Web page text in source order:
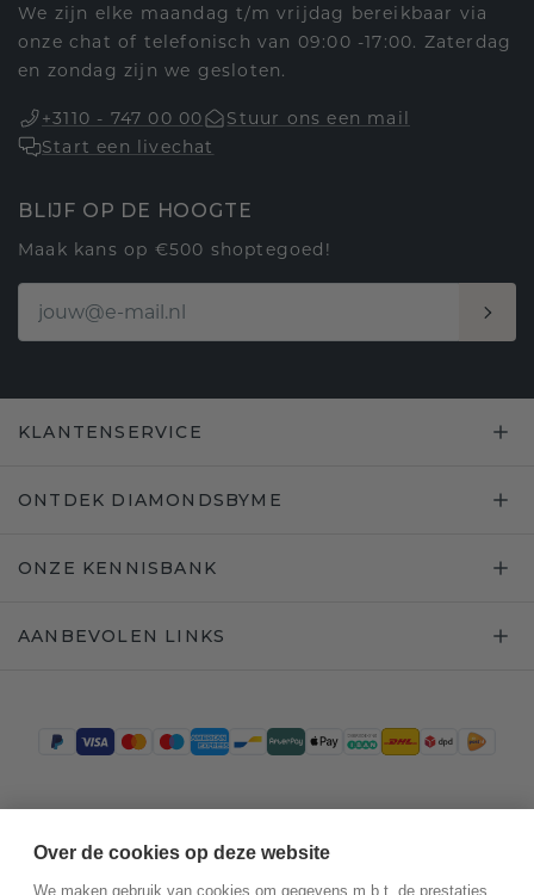
We zijn elke maandag t/m vrijdag bereikbaar via
onze chat of telefonisch van 09:00 -17:00. Zaterdag
en zondag zijn we gesloten.
+3110 - 747 00 00
Stuur ons een mail
Start een livechat
BLIJF OP DE HOOGTE
Maak kans op €500 shoptegoed!
KLANTENSERVICE
ONTDEK DIAMONDSBYME
ONZE KENNISBANK
AANBEVOLEN LINKS
Over de cookies op deze website
We maken gebruik van cookies om gegevens m.b.t. de prestaties